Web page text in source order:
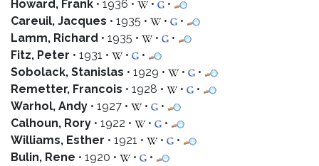
Howard, Frank • 1936 • •
•
Careuil, Jacques • 1935 • •
•
Lamm, Richard • 1935 • •
•
Fitz, Peter • 1931 • •
•
Sobolack, Stanislas • 1929 • •
•
Remetter, Francois • 1928 • •
•
Warhol, Andy • 1927 • •
•
Calhoun, Rory • 1922 • •
•
Williams, Esther • 1921 • •
•
Bulin, Rene • 1920 • •
•